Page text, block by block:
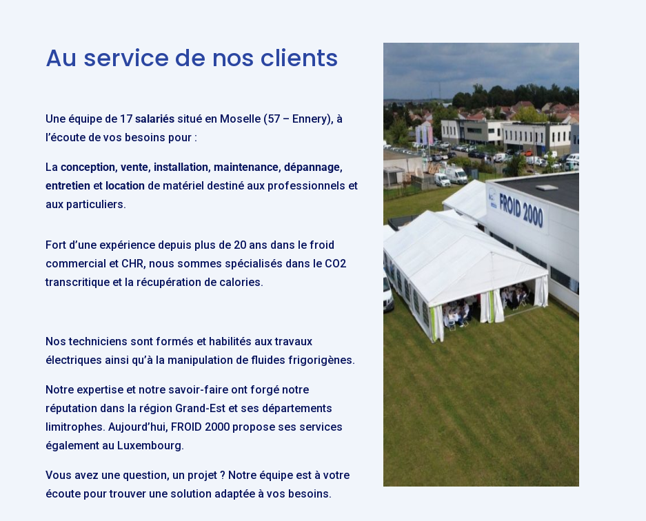
Au service de nos clients
Une équipe de 17 salariés situé en Moselle (57 – Ennery), à
l’écoute de vos besoins pour :
Laconception,vente, installation,maintenance,dépannage,
entretien et location de matériel destiné aux professionnels et
aux particuliers.
Fort d’une expérience depuis plus de 20 ans dans le froid
commercial et CHR, nous sommes spécialisés dans le CO2
transcritique et la récupération de calories.
Nos techniciens sont formés et habilités aux travaux
électriques ainsi qu’à la manipulation de fluides frigorigènes.
Notre expertise et notre savoir-faire ont forgé notre
réputation dans la région Grand-Est et ses départements
limitrophes. Aujourd’hui, FROID 2000 propose ses services
également au Luxembourg.
Vous avez une question, un projet ? Notre équipe est à votre
écoute pour trouver une solution adaptée à vos besoins.